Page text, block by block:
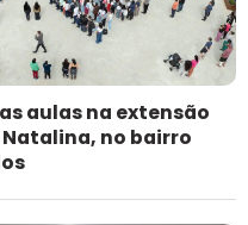
aulas na extensão
Natalina, no bairro